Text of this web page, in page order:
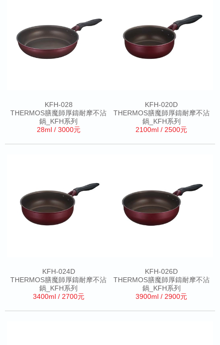
KFH-028
THERMOS膳魔師厚鑄耐摩不沾
鍋_KFH系列
28ml / 3000元
KFH-020D
THERMOS膳魔師厚鑄耐摩不沾
鍋_KFH系列
2100ml / 2500元
KFH-024D
THERMOS膳魔師厚鑄耐摩不沾
鍋_KFH系列
3400ml / 2700元
KFH-026D
THERMOS膳魔師厚鑄耐摩不沾
鍋_KFH系列
3900ml / 2900元